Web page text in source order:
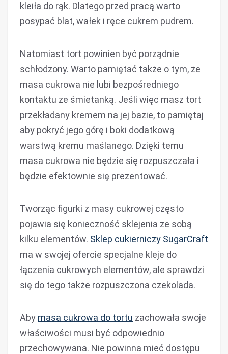
kleiła do rąk. Dlatego przed pracą warto
posypać blat, wałek i ręce cukrem pudrem.
Natomiast tort powinien być porządnie
schłodzony. Warto pamiętać także o tym, że
masa cukrowa nie lubi bezpośredniego
kontaktu ze śmietanką. Jeśli więc masz tort
przekładany kremem na jej bazie, to pamiętaj
aby pokryć jego górę i boki dodatkową
warstwą kremu maślanego. Dzięki temu
masa cukrowa nie będzie się rozpuszczała i
będzie efektownie się prezentować.
Tworząc figurki z masy cukrowej często
pojawia się konieczność sklejenia ze sobą
kilku elementów. Sklep cukierniczy SugarCraft
ma w swojej ofercie specjalne kleje do
łączenia cukrowych elementów, ale sprawdzi
się do tego także rozpuszczona czekolada.
Aby masa cukrowa do tortu zachowała swoje
właściwości musi być odpowiednio
przechowywana. Nie powinna mieć dostępu